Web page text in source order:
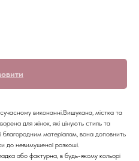
виконанні.Вишукана, містка та
для жінок, які цінують стиль та
матеріалам, вона доповнить
до невимушеної розкоші.
або фактурна, в будь-якому кольорі